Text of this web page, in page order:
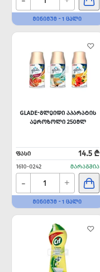
ᲛᲘᲜᲘᲛᲣᲛ - 1 ᲪᲐᲚᲘ
GLADE-ᲒᲚᲔᲘᲓᲘ ᲐᲞᲐᲠᲐᲢᲘᲡ
ᲐᲔᲠᲝᲖᲝᲚᲘ 250ᲛᲚ
ᲤᲐᲡᲘ 14.5 ₾
1610-0242 ᲛᲐᲠᲐᲒᲨᲘᲐ
- +
ᲛᲘᲜᲘᲛᲣᲛ - 1 ᲪᲐᲚᲘ